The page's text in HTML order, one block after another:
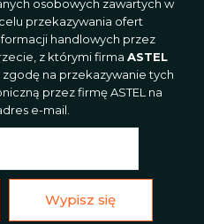
osobowych zawartych w
przekazywania ofert
handlowych przez
z którymi firma ASTEL
zgodę na przekazywanie tych
przez firmę ASTEL na
e-mail.
Wypisz się